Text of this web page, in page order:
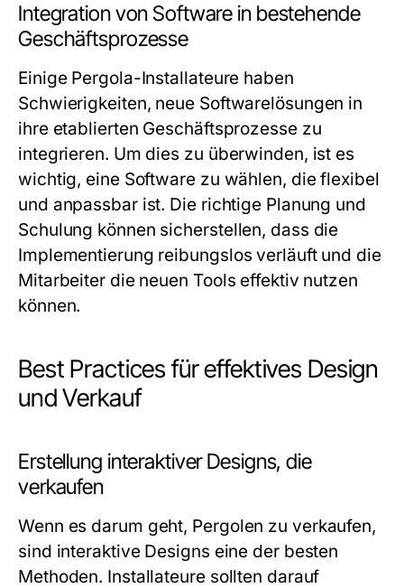
Integration von Software in bestehende
Geschäftsprozesse
Einige Pergola-Installateure haben
Schwierigkeiten, neue Softwarelösungen in
ihre etablierten Geschäftsprozesse zu
integrieren. Um dies zu überwinden, ist es
wichtig, eine Software zu wählen, die flexibel
und anpassbar ist. Die richtige Planung und
Schulung können sicherstellen, dass die
Implementierung reibungslos verläuft und die
Mitarbeiter die neuen Tools effektiv nutzen
können.
Best Practices für effektives Design
und Verkauf
Erstellung interaktiver Designs, die
verkaufen
Wenn es darum geht, Pergolen zu verkaufen,
sind interaktive Designs eine der besten
Methoden. Installateure sollten darauf